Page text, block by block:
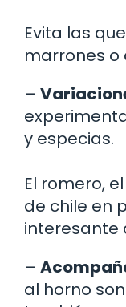
Evita las
marrones o
–
y especias.
El romero,
de chile en
interesante
–
al horno